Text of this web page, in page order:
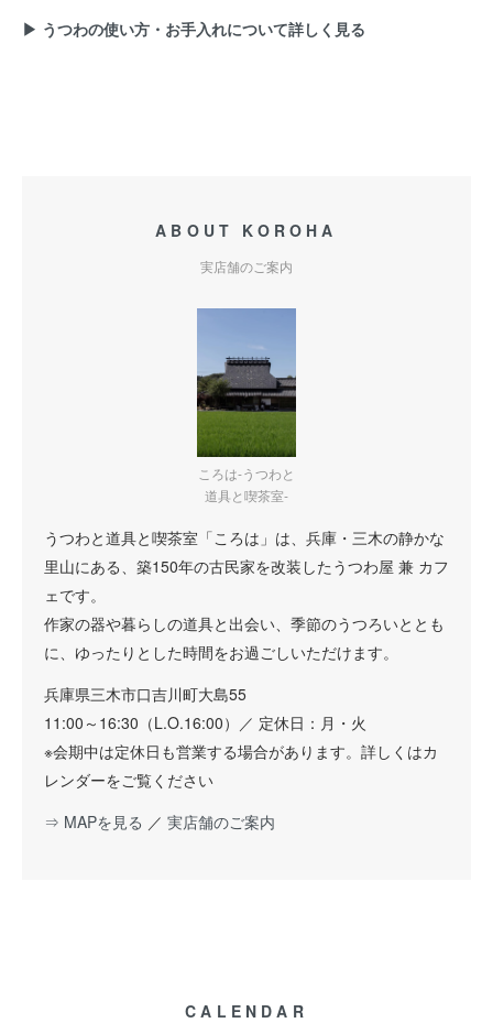
▶ うつわの使い方・お手入れについて詳しく見る
ABOUT KOROHA
実店舗のご案内
ころは-うつわと
道具と喫茶室-
うつわと道具と喫茶室「ころは」は、兵庫・三木の静かな
里山にある、築150年の古民家を改装したうつわ屋 兼 カフ
ェです。
作家の器や暮らしの道具と出会い、季節のうつろいととも
に、ゆったりとした時間をお過ごしいただけます。
兵庫県三木市口吉川町大島55
11:00～16:30（L.O.16:00）／ 定休日：月・火
※会期中は定休日も営業する場合があります。詳しくはカ
レンダーをご覧ください
⇒ MAPを見る ／ 実店舗のご案内
CALENDAR